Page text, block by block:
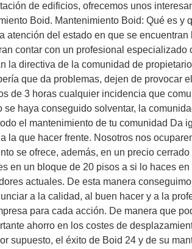
de edificios, ofrecemos unos
Boid. Mantenimiento Boid: Qué es
atención del estado en que se
contar con un profesional
la directiva de la comunidad de
que da problemas, dejen de provocar
de 3 horas cualquier incidencia que
haya conseguido solventar, la
el mantenimiento de tu comunidad Da
la que hacer frente. Nosotros nos
se ofrece, además, en un precio
en un bloque de 20 pisos a si lo haces
actuales. De esta manera
a la calidad, al buen hacer y a la
para cada acción. De manera que
ahorro en los costes de
supuesto, el éxito de Boid 24 y de su